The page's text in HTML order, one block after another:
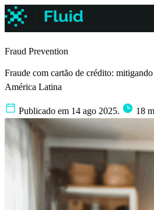
Fraud Prevention
Fraude com cartão de crédito:
América Latina
Publicado em 14 ago 2025. 18